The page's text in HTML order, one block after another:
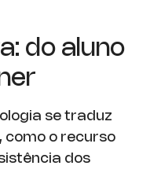
do aluno
se traduz
como o recurso
dos